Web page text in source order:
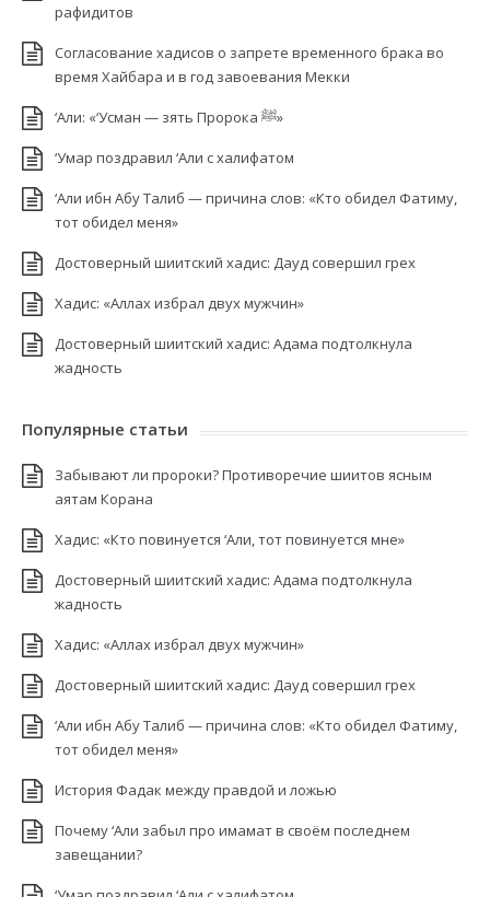
рафидитов
Согласование хадисов о запрете временного брака во
время Хайбара и в год завоевания Мекки
‘Али: «‘Усман — зять Пророка ﷺ»
‘Умар поздравил ‘Али с халифатом
‘Али ибн Абу Талиб — причина слов: «Кто обидел Фатиму,
тот обидел меня»
Достоверный шиитский хадис: Дауд совершил грех
Хадис: «Аллах избрал двух мужчин»
Достоверный шиитский хадис: Адама подтолкнула
жадность
Популярные статьи
Забывают ли пророки? Противоречие шиитов ясным
аятам Корана
Хадис: «Кто повинуется ‘Али, тот повинуется мне»
Достоверный шиитский хадис: Адама подтолкнула
жадность
Хадис: «Аллах избрал двух мужчин»
Достоверный шиитский хадис: Дауд совершил грех
‘Али ибн Абу Талиб — причина слов: «Кто обидел Фатиму,
тот обидел меня»
История Фадак между правдой и ложью
Почему ‘Али забыл про имамат в своём последнем
завещании?